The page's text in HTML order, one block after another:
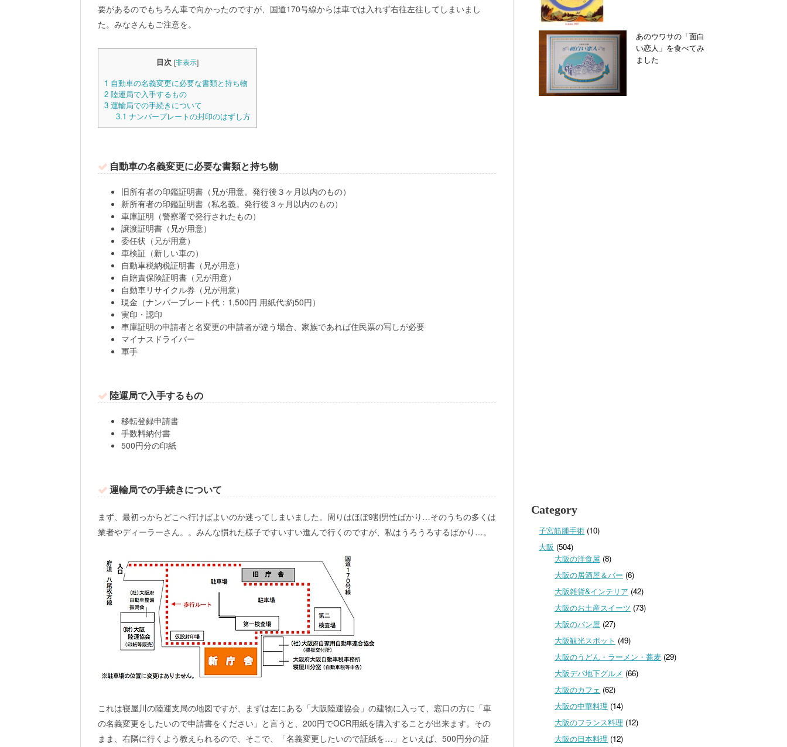
要があるのでもちろん車で向かったのですが、国道170号線からは車では入れず右往左往してしまいまし
た。みなさんもご注意を。
目次 [非表示]
1 自動車の名義変更に必要な書類と持ち物
2 陸運局で入手するもの
3 運輸局での手続きについて
3.1 ナンバープレートの封印のはずし方
自動車の名義変更に必要な書類と持ち物
旧所有者の印鑑証明書（兄が用意。発行後３ヶ月以内のもの）
新所有者の印鑑証明書（私名義。発行後３ヶ月以内のもの）
車庫証明（警察署で発行されたもの）
譲渡証明書（兄が用意）
委任状（兄が用意）
車検証（新しい車の）
自動車税納税証明書（兄が用意）
自賠責保険証明書（兄が用意）
自動車リサイクル券（兄が用意）
現金（ナンバープレート代：1,500円 用紙代:約50円）
実印・認印
車庫証明の申請者と名変更の申請者が違う場合、家族であれば住民票の写しが必要
マイナスドライバー
軍手
陸運局で入手するもの
移転登録申請書
手数料納付書
500円分の印紙
運輸局での手続きについて
まず、最初っからどこへ行けばよいのか迷ってしまいました。周りはほぼ9割男性ばかり…そのうちの多くは
業者やディーラーさん。。みんな慣れた様子ですいすい進んで行くのですが、私はうろうろするばかり…。
これは寝屋川の陸運支局の地図ですが、まずは左にある「大阪陸運協会」の建物に入って、窓口の方に「車
の名義変更をしたいので申請書をください」と言うと、200円でOCR用紙を購入することが出来ます。その
まま、右隣に行くよう教えられるので、そこで、「名義変更したいので証紙を…」といえば、500円分の証
あのウワサの「面白
い恋人」を食べてみ
ました
Category
子宮筋腫手術 (10)
大阪 (504)
大阪の洋食屋 (8)
大阪の居酒屋＆バー (6)
大阪雑貨&インテリア (42)
大阪のお土産スイーツ (73)
大阪のパン屋 (27)
大阪観光スポット (49)
大阪のうどん・ラーメン・蕎麦(29)
大阪デパ地下グルメ (66)
大阪のカフェ (62)
大阪の中華料理 (14)
大阪のフランス料理 (12)
大阪の日本料理 (12)